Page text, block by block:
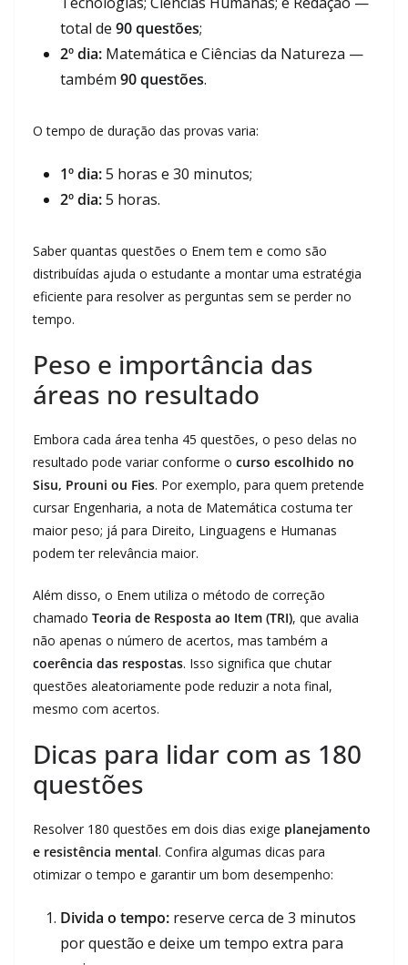
total de 90 questões;
2º dia: Matemática e Ciências da Natureza —
também 90 questões.
O tempo de duração das provas varia:
1º dia:5 horas e 30 minutos;
2º dia:5 horas.
Saber quantas questões o Enem tem e como são
distribuídas ajuda o estudante a montar uma estratégia
eficiente para resolver as perguntas sem se perder no
tempo.
Peso e importância das
áreas no resultado
Embora cada área tenha 45 questões, o peso delas no
resultado pode variar conforme o curso escolhido no
Sisu, Prouni ou Fies. Por exemplo, para quem pretende
cursar Engenharia, a nota de Matemática costuma ter
maior peso; já para Direito, Linguagens e Humanas
podem ter relevância maior.
Além disso, o Enem utiliza o método de correção
chamado Teoria de Resposta ao Item (TRI), que avalia
não apenas o número de acertos, mas também a
coerência das respostas. Isso significa que chutar
questões aleatoriamente pode reduzir a nota final,
mesmo com acertos.
Dicas para lidar com as 180
questões
Resolver 180 questões em dois dias exige planejamento
e resistência mental. Confira algumas dicas para
otimizar o tempo e garantir um bom desempenho:
Divida o tempo: reserve cerca de 3 minutos
por questão e deixe um tempo extra para